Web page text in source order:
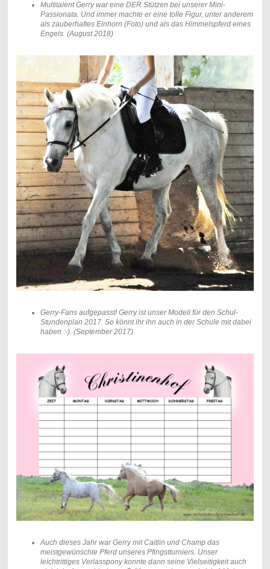
Multitalent Gerry war eine DER Stützen bei unserer Mini-
Passionata. Und immer machte er eine tolle Figur, unter anderem
als zauberhaftes Einhorn (Foto) und als das Himmelspferd eines
Engels. (August 2018)
Gerry-Fans aufgepasst! Gerry ist unser Modell für den Schul-
Stundenplan 2017. So könnt ihr ihn auch in der Schule mit dabei
haben :-). (September 2017)
Auch dieses Jahr war Gerry mit Caitlin und Champ das
meistgewünschte Pferd unseres Pfingstturniers. Unser
leichtrittiges Verlasspony konnte dann seine Vielseitigkeit auch